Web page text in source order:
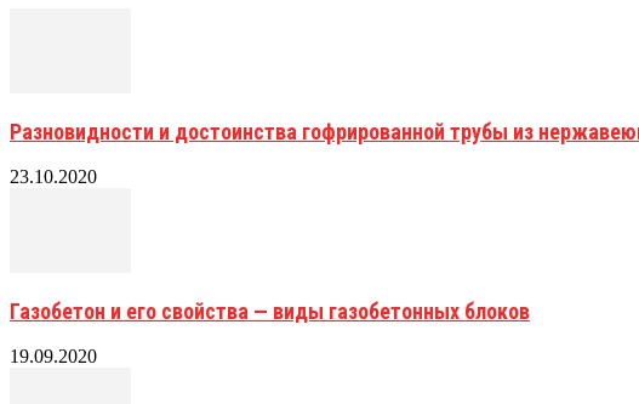
Разновидности и достоинства гофрированной трубы из
23.10.2020
Газобетон и его свойства — виды газобетонных блоков
19.09.2020